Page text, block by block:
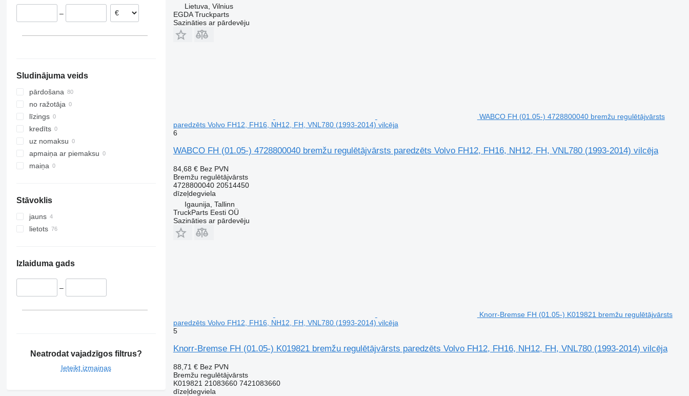
–
Sludinājuma veids
pārdošana
no ražotāja
līzings
kredīts
uz nomaksu
apmaiņa ar piemaksu
maiņa
Stāvoklis
jauns
lietots
Izlaiduma gads
–
Neatrodat vajadzīgos filtrus?
Ieteikt izmaiņas
Lietuva, Vilnius
EGDA Truckparts
Sazināties ar pārdevēju
WABCO FH (01.05-) 4728800040 bremžu regulētājvārsts
paredzēts Volvo FH12, FH16, NH12, FH, VNL780 (1993-2014) vilcēja
6
WABCO FH (01.05-) 4728800040 bremžu regulētājvārsts paredzēts Volvo FH12, FH16, NH12, FH, VNL780 (1993-2014) vilcēja
84,68 € Bez PVN
Bremžu regulētājvārsts
4728800040 20514450
dīzeļdegviela
Igaunija, Tallinn
TruckParts Eesti OÜ
Sazināties ar pārdevēju
Knorr-Bremse FH (01.05-) K019821 bremžu regulētājvārsts
paredzēts Volvo FH12, FH16, NH12, FH, VNL780 (1993-2014) vilcēja
5
Knorr-Bremse FH (01.05-) K019821 bremžu regulētājvārsts paredzēts Volvo FH12, FH16, NH12, FH, VNL780 (1993-2014) vilcēja
88,71 € Bez PVN
Bremžu regulētājvārsts
K019821 21083660 7421083660
dīzeļdegviela